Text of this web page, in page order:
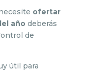
ofertar
año deberás
de
útil para